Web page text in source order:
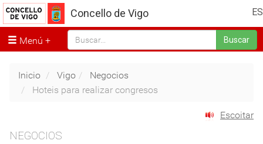
ES
Concello de Vigo
Menú Buscar
Inicio Vigo
Negocios
Hoteis para realizar congresos
Escoitar
NEGOCIOS